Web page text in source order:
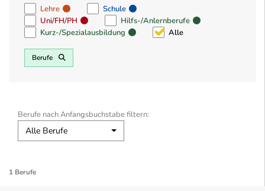
Lehre
Schule
Uni/FH/PH
Hilfs-/Anlernberufe
Kurz-/Spezialausbildung
Alle
Berufe
Berufe nach Anfangsbuchstabe filtern:
Alle Berufe
1 Berufe